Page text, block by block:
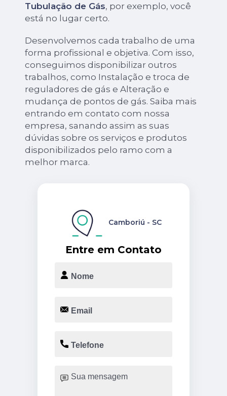
Tubulação de Gás, por exemplo, você
está no lugar certo.
Desenvolvemos cada trabalho de uma
forma profissional e objetiva. Com isso,
conseguimos disponibilizar outros
trabalhos, como Instalação e troca de
reguladores de gás e Alteração e
mudança de pontos de gás. Saiba mais
entrando em contato com nossa
empresa, sanando assim as suas
dúvidas sobre os serviços e produtos
disponibilizados pelo ramo com a
melhor marca.
Entre em Contato
Camboriú - SC